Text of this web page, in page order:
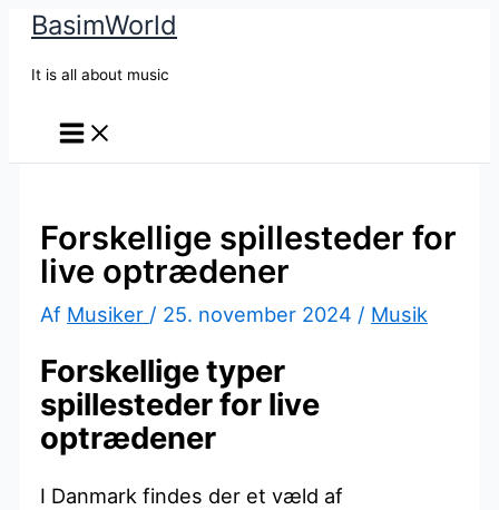
BasimWorld
It is all about music
Forskellige spillesteder for
live optrædener
Af Musiker / 25. november 2024 / Musik
Forskellige typer
spillesteder for live
optrædener
I Danmark findes der et væld af